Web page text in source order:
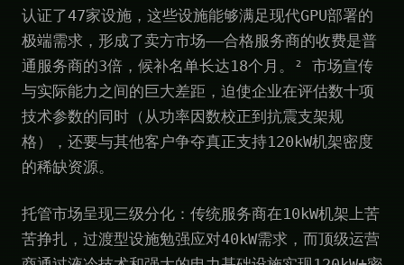
认证了47家设施，这些设施能够满足现代GPU部署的
极端需求，形成了卖方市场——合格服务商的收费是普
通服务商的3倍，候补名单长达18个月。² 市场宣传
与实际能力之间的巨大差距，迫使企业在评估数十项
技术参数的同时（从功率因数校正到抗震支架规
格），还要与其他客户争夺真正支持120kW机架密度
的稀缺资源。
托管市场呈现三级分化：传统服务商在10kW机架上苦
苦挣扎，过渡型设施勉强应对40kW需求，而顶级运营